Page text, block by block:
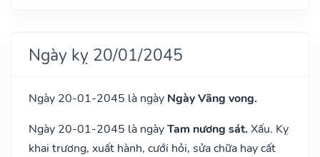
Ngày kỵ 20/01/2045
Ngày 20-01-2045 là ngày Ngày Vãng vong.
Ngày 20-01-2045 là ngàyTam nương sát. Xấu. Kỵ
khai trương, xuất hành, cưới hỏi, sửa chữa hay cất